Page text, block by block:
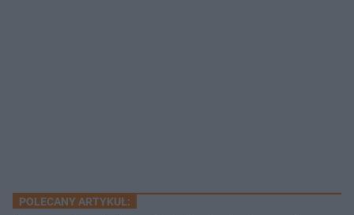
POLECANY ARTYKUŁ: